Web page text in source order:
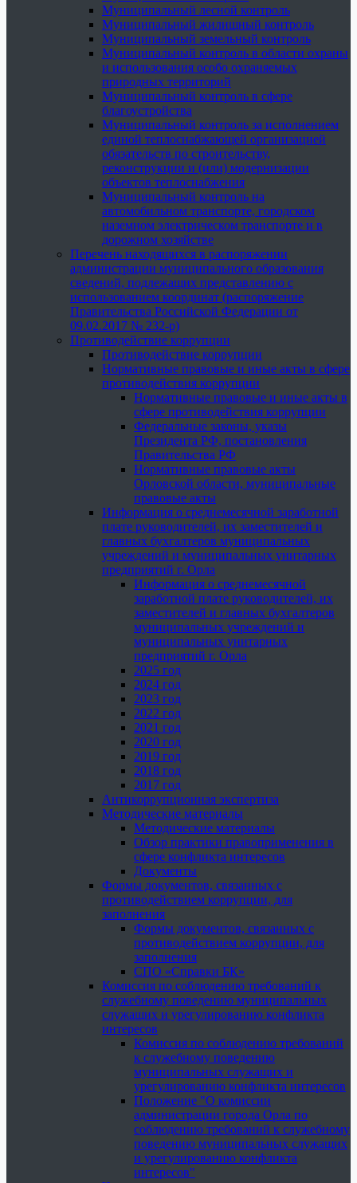
Муниципальный лесной контроль
Муниципальный жилищный контроль
Муниципальный земельный контроль
Муниципальный контроль в области охраны
и использования особо охраняемых
природных территорий
Муниципальный контроль в сфере
благоустройства
Муниципальный контроль за исполнением
единой теплоснабжающей организацией
обязательств по строительству,
реконструкции и (или) модернизации
объектов теплоснабжения
Муниципальный контроль на
автомобильном транспорте, городском
наземном электрическом транспорте и в
дорожном хозяйстве
Перечень находящихся в распоряжении
администрации муниципального образования
сведений, подлежащих представлению с
использованием координат (распоряжение
Правительства Российской Федерации от
09.02.2017 № 232-р)
Противодействие коррупции
Противодействие коррупции
Нормативные правовые и иные акты в сфере
противодействия коррупции
Нормативные правовые и иные акты в
сфере противодействия коррупции
Федеральные законы, указы
Президента РФ, постановления
Правительства РФ
Нормативные правовые акты
Орловской области, муниципальные
правовые акты
Информация о среднемесячной заработной
плате руководителей, их заместителей и
главных бухгалтеров муниципальных
учреждений и муниципальных унитарных
предприятий г. Орла
Информация о среднемесячной
заработной плате руководителей, их
заместителей и главных бухгалтеров
муниципальных учреждений и
муниципальных унитарных
предприятий г. Орла
2025 год
2024 год
2023 год
2022 год
2021 год
2020 год
2019 год
2018 год
2017 год
Антикоррупционная экспертиза
Методические материалы
Методические материалы
Обзор практики правоприменения в
сфере конфликта интересов
Документы
Формы документов, связанных с
противодействием коррупции, для
заполнения
Формы документов, связанных с
противодействием коррупции, для
заполнения
СПО «Справки БК»
Комиссия по соблюдению требований к
служебному поведению муниципальных
служащих и урегулированию конфликта
интересов
Комиссия по соблюдению требований
к служебному поведению
муниципальных служащих и
урегулированию конфликта интересов
Положение "О комиссии
администрации города Орла по
соблюдению требований к служебному
поведению муниципальных служащих
и урегулированию конфликта
интересов"